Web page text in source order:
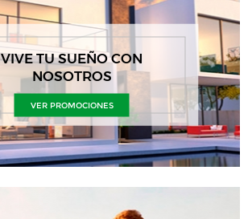
VIVE TU SUEÑO CON
NOSOTROS
VER PROMOCIONES